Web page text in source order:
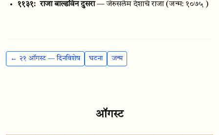
११३१: राजा बाल्डविन दुसरा — जेरुसलेम देशाचे राजा (जन्म: १०७५ )
← २१ ऑगस्ट — दिनविशेष घटना जन्म
ऑगस्ट